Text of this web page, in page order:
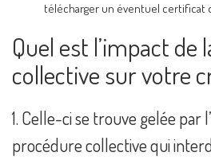
télécharger un éventuel certificat
Quel est l’impact de
collective sur votre
1. Celle-ci se trouve gelée par
procédure collective qui